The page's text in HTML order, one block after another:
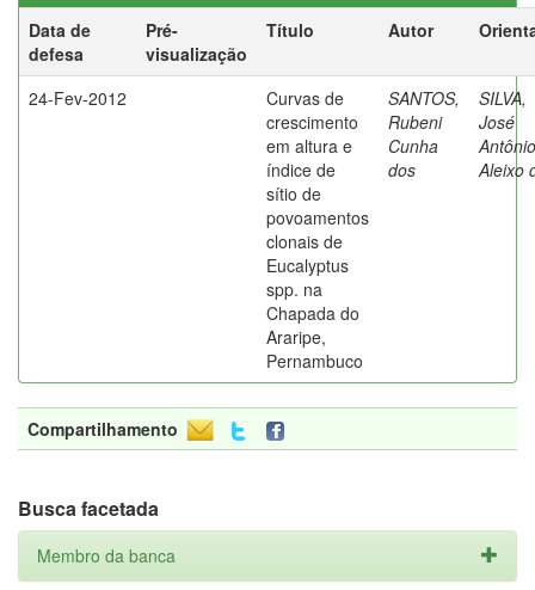
Data de
defesa
Pré-
visualização
Título Autor
24-Fev-2012
Curvas de
crescimento
em altura e
índice de
sítio de
povoamentos
clonais de
Eucalyptus
spp. na
Chapada do
Araripe,
Pernambuco
SANTOS,
Rubeni
Cunha
dos
SILVA,
José
Antônio
Aleixo
Compartilhamento
Busca facetada
Membro da banca